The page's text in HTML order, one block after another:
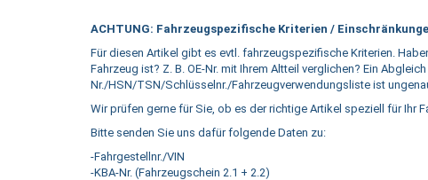
ACHTUNG: Fahrzeugspezifische Kriterien /
Für diesen Artikel gibt es evtl. fahrzeugspezifische Kriterien.
Fahrzeug ist? Z. B. OE-Nr. mit Ihrem Altteil verglichen? Ein
Nr./HSN/TSN/Schlüsselnr./Fahrzeugverwendungsliste ist
Wir prüfen gerne für Sie, ob es der richtige Artikel speziell für Ihr
Bitte senden Sie uns dafür folgende Daten zu:
-Fahrgestellnr./VIN
-KBA-Nr. (Fahrzeugschein 2.1 + 2.2)